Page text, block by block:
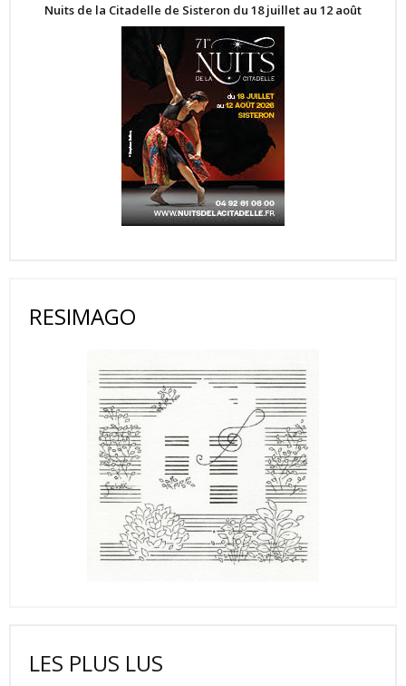
Nuits de la Citadelle de Sisteron du 18 juillet au 12 août
RESIMAGO
LES PLUS LUS